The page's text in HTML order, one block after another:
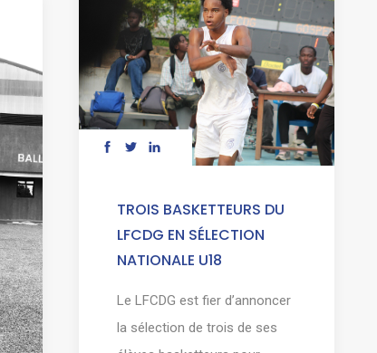
TROIS BASKETTEURS DU
LFCDG EN SÉLECTION
NATIONALE U18
Le LFCDG est fier d’annoncer
la sélection de trois de ses